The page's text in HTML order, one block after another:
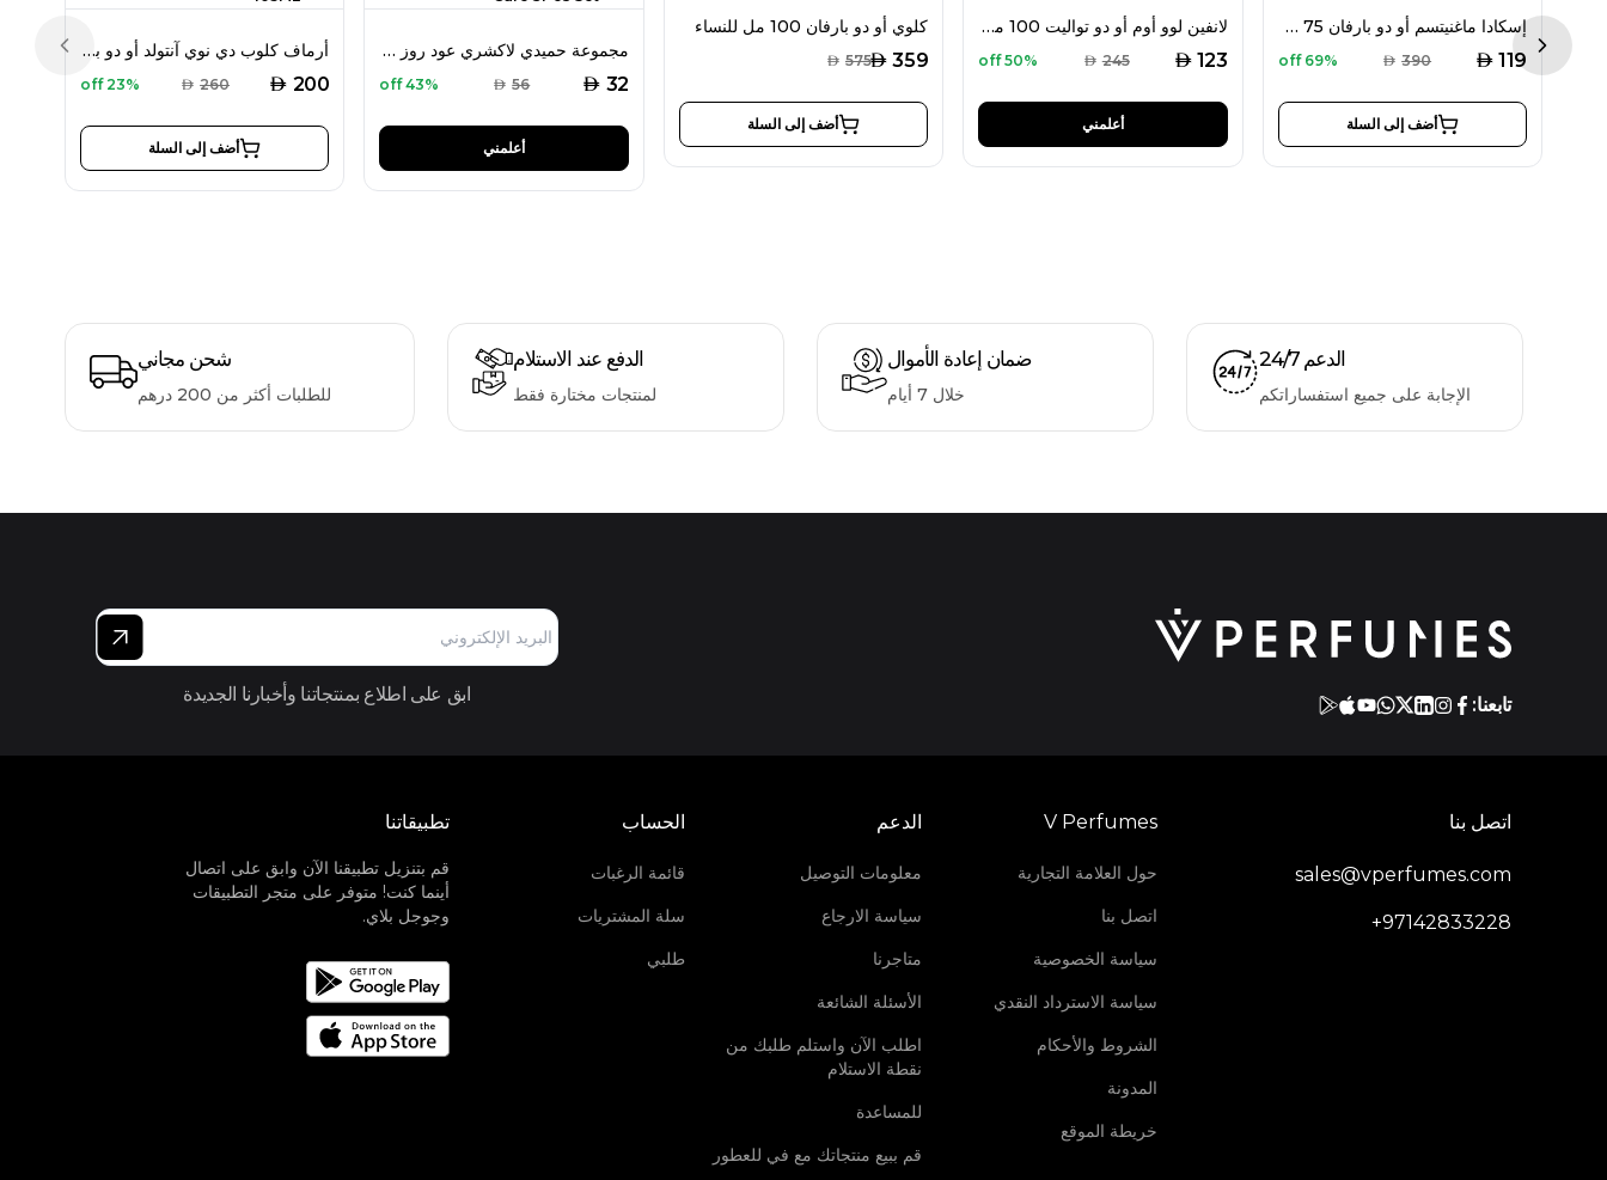
أرماف كلوب دي نوي آنتولد أو دو بارفان 105 مل للجنسين
AED 200
AED 260
23% off
أضف إلى السلة
مجموعة حميدي لاكشري عود روز باي أرماف ديلي كير 3 قطع
AED 32
AED 56
43% off
أعلمني
كلوي أو دو بارفان 100 مل للنساء
AED 359
AED 575
أضف إلى السلة
لانفين لوو أوم أو دو تواليت 100 مل للرجال
AED 123
AED 245
50% off
أعلمني
إسكادا ماغنيتسم أو دو بارفان 75 مل للنساء
AED 119
AED 390
69% off
أضف إلى السلة
Previous slide
Next
شحن مجاني
للطلبات أكثر من 200 درهم
الدفع عند الاستلام
لمنتجات مختارة فقط
ضمان إعادة الأموال
خلال 7 أيام
الدعم 24/7
الإجابة على جميع استفساراتكم
تابعنا: ابق على اطلاع بمنتجاتنا وأخبارنا الجديدة
اتصل بنا
sales@vperfumes.com
+97142833228
V Perfumes
حول العلامة التجارية
اتصل بنا
سياسة الخصوصية
سياسة الاسترداد النقدي
الشروط والأحكام
المدونة
خريطة الموقع
الدعم
معلومات التوصيل
سياسة الارجاع
متاجرنا
الأسئلة الشائعة
اطلب الآن واستلم طلبك من
نقطة الاستلام
للمساعدة
قم ببيع منتجاتك مع في للعطور
الحساب
قائمة الرغبات
سلة المشتريات
طلبي
تطبيقاتنا
قم بتنزيل تطبيقنا الآن وابق على اتصال
أينما كنت! متوفر على متجر التطبيقات
وجوجل بلاي.